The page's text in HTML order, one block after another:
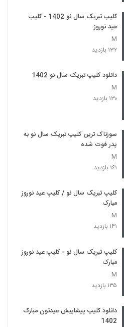
کلیپ تبریک سال نو 1402 - کلیپ
عید نوروز
M
۱۳۲ بازدید
دانلود کلیپ تبریک سال نو 1402
M
۱۳۰ بازدید
سوزناک ترین کلیپ تبریک سال نو به
پدر فوت شده
M
۱۶۱ بازدید
کلیپ تبریک سال نو / کلیپ عید نوروز
مبارک
M
۱۴۱ بازدید
کلیپ تبریک سال نو - کلیپ عید نوروز
مبارک
M
۱۳۵ بازدید
دانلود کلیپ پیشاپیش عیدتون مبارک
1402